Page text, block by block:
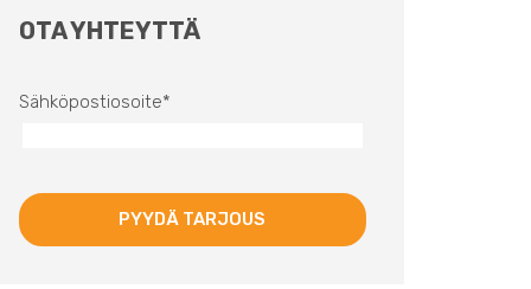
OTA YHTEYTTÄ
Sähköpostiosoite*